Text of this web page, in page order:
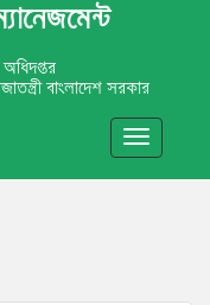
বাংলাদেশ সরকার
Toggle